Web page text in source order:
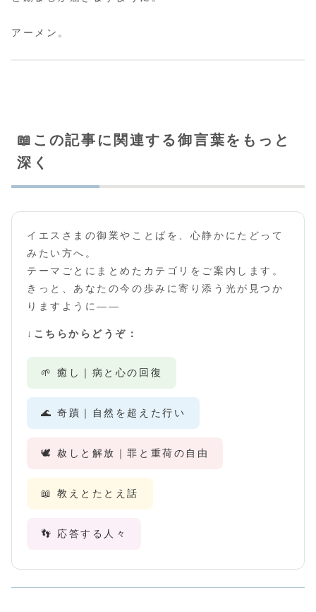
アーメン。
📖この記事に関連する御言葉をもっと
深く
イエスさまの御業やことばを、心静かにたどって
みたい方へ。
テーマごとにまとめたカテゴリをご案内します。
きっと、あなたの今の歩みに寄り添う光が見つか
りますように――
↓こちらからどうぞ：
🌱 癒し｜病と心の回復
🌊 奇蹟｜自然を超えた行い
🕊️ 赦しと解放｜罪と重荷の自由
📖 教えとたとえ話
👣 応答する人々